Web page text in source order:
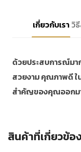
เกี่ยวกับเรา วิ
ด้วยประสบการณ์มา
สวยงาม คุณภาพดี ใ
สำคัญของคุณออก
สินค้าที่เกี่ยวข้อ